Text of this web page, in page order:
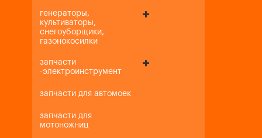
генераторы,
культиваторы,
снегоуборщики,
газонокосилки
запчасти
-электроинструмент
запчасти для автомоек
запчасти для
мотоножниц